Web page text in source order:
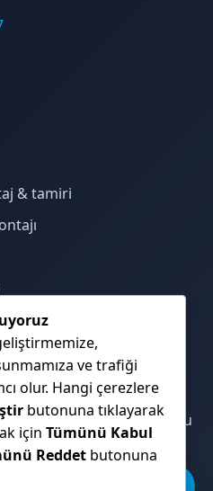
& tamiri
ve İstanbul Anadolu
ve trafiği
olur. Hangi çerezlere
butonuna tıklayarak
için Tümünü Kabul
Reddet butonuna